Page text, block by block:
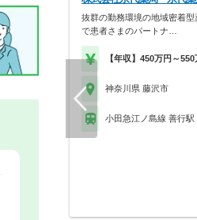
抜群の勤務環境の地域密着型
で患者さまのパートナ…
【年収】450万円～550
神奈川県 藤沢市
小田急江ノ島線 善行駅